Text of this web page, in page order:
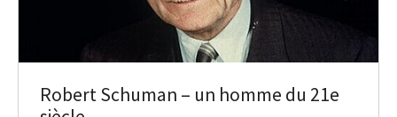
Robert Schuman – un homme du 21e